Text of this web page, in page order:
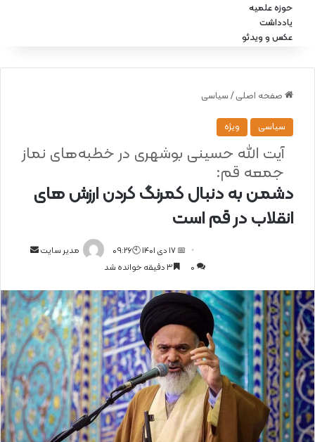
حوزه علمیه
یادداشت
عکس و ویدئو
صفحه اصلی / سیاسی
سیاسی ویژه
دشمن به دنبال کمرنگ کردن ارزش های
انقلاب در قم است
آیت الله حسینی بوشهری در خطبه‌های نماز
جمعه قم:
مدیر سایت
ا
ل
ا
ی
م
ی
ل
📅 17 دی 1401 🕙09:26
0